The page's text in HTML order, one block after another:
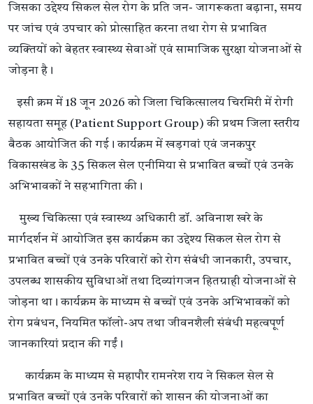
जिसका उद्देश्य सिकल सेल रोग के प्रति जन- जागरूकता बढ़ाना, समय
पर जांच एवं उपचार को प्रोत्साहित करना तथा रोग से प्रभावित
व्यक्तियों को बेहतर स्वास्थ्य सेवाओं एवं सामाजिक सुरक्षा योजनाओं से
जोड़ना है।
इसी क्रम में 18 जून 2026 को जिला चिकित्सालय चिरमिरी में रोगी
सहायता समूह (Patient Support Group) की प्रथम जिला स्तरीय
बैठक आयोजित की गई। कार्यक्रम में खड़गवां एवं जनकपुर
विकासखंड के 35 सिकल सेल एनीमिया से प्रभावित बच्चों एवं उनके
अभिभावकों ने सहभागिता की।
मुख्य चिकित्सा एवं स्वास्थ्य अधिकारी डॉ. अविनाश खरे के
मार्गदर्शन में आयोजित इस कार्यक्रम का उद्देश्य सिकल सेल रोग से
प्रभावित बच्चों एवं उनके परिवारों को रोग संबंधी जानकारी, उपचार,
उपलब्ध शासकीय सुविधाओं तथा दिव्यांगजन हितग्राही योजनाओं से
जोड़ना था। कार्यक्रम के माध्यम से बच्चों एवं उनके अभिभावकों को
रोग प्रबंधन, नियमित फॉलो-अप तथा जीवनशैली संबंधी महत्वपूर्ण
जानकारियां प्रदान की गईं।
कार्यक्रम के माध्यम से महापौर रामनरेश राय ने सिकल सेल से
प्रभावित बच्चों एवं उनके परिवारों को शासन की योजनाओं का